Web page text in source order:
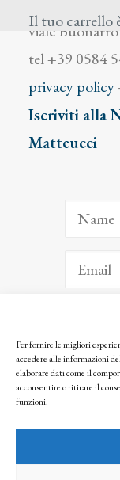
Per fornire le migliori
accedere alle informazioni
elaborare dati come il
acconsentire o ritirare il
funzioni.
Il tuo carrello
viale
tel +39 0584
privacy policy
Iscriviti alla
Matteucci
Facendo clic per
seguendo la nostra
© 2025 Istituto Matteucci.
l’autorizzazione scritta